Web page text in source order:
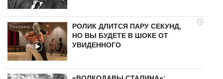
i
РОЛИК ДЛИТСЯ ПАРУ СЕКУНД,
НО ВЫ БУДЕТЕ В ШОКЕ ОТ
УВИДЕННОГО